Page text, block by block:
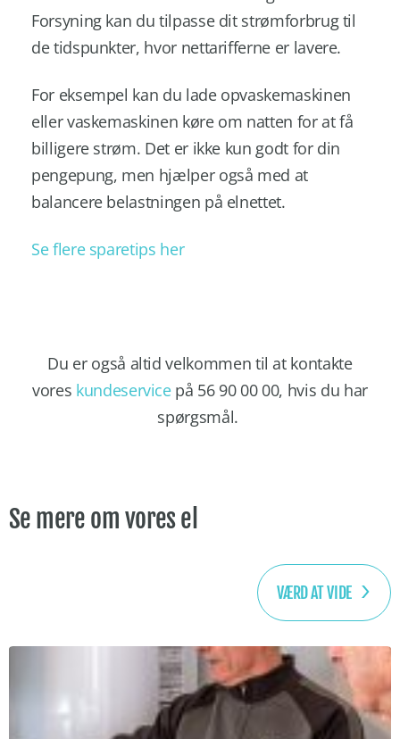
Forsyning kan du tilpasse dit strømforbrug til
de tidspunkter, hvor nettarifferne er lavere.
For eksempel kan du lade opvaskemaskinen
eller vaskemaskinen køre om natten for at få
billigere strøm. Det er ikke kun godt for din
pengepung, men hjælper også med at
balancere belastningen på elnettet.
Se flere sparetips her
Du er også altid velkommen til at kontakte
vores kundeservicepå 56 90 00 00, hvis du har
spørgsmål.
Se mere om vores el
VÆRD AT VIDE